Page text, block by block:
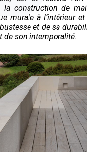
la construction de
murale à l’intérieur et
et de sa
de son intemporalité.